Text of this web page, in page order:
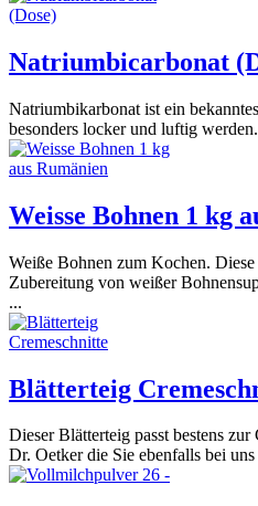
Natriumbicarbonat
Natriumbikarbonat ist ein
besonders locker und luftig
Weisse Bohnen 1 kg
Weiße Bohnen zum Kochen.
Zubereitung von weißer
...
Blätterteig
Dieser Blätterteig passt bestens
Dr. Oetker die Sie ebenfalls bei